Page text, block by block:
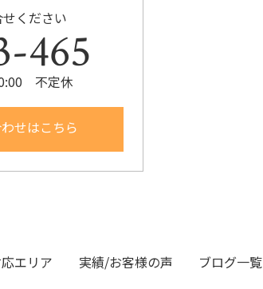
せください
465
不定休
せはこちら
エリア 実績/お客様の声 ブログ一覧